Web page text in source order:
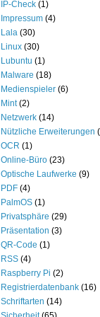
IP-Check (1)
Impressum (4)
Lala (30)
Linux (30)
Lubuntu (1)
Malware (18)
Medienspieler (6)
Mint (2)
Netzwerk (14)
Nützliche Erweiterungen
OCR (1)
Online-Büro (23)
Optische Laufwerke (9)
PDF (4)
PalmOS (1)
Privatsphäre (29)
Präsentation (3)
QR-Code (1)
RSS (4)
Raspberry Pi (2)
Registrierdatenbank (16)
Schriftarten (14)